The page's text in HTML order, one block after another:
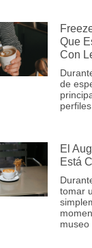
Que
Con
de
El
Está
tomar
museo